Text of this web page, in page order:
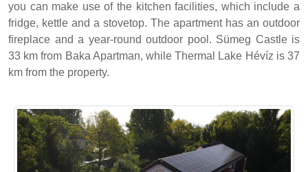
you can make use of the kitchen facilities, which include a
fridge, kettle and a stovetop. The apartment has an outdoor
fireplace and a year-round outdoor pool. Sümeg Castle is
33 km from Baka Apartman, while Thermal Lake Hévíz is 37
km from the property.